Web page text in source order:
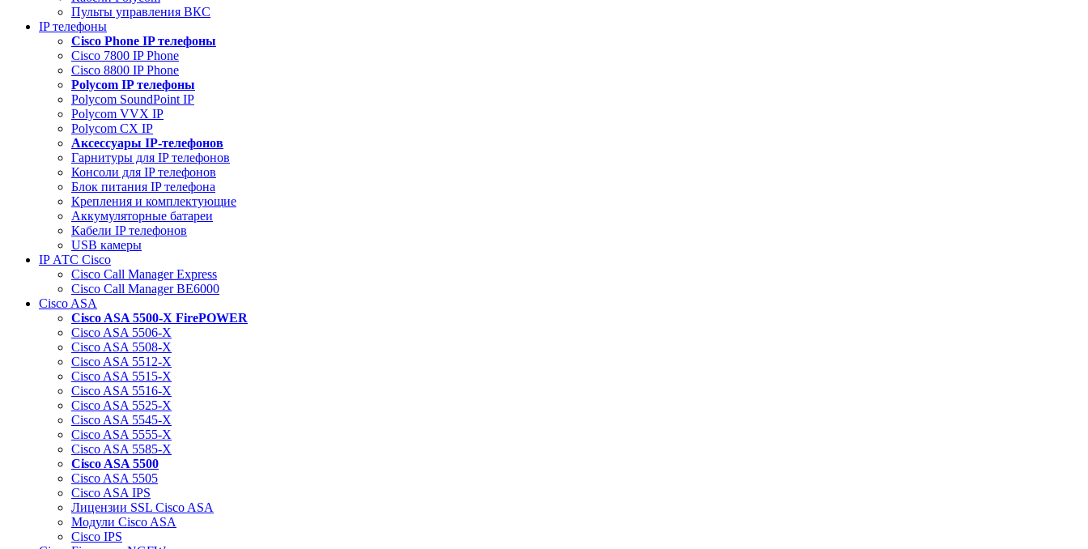
Пульты управления ВКС
IP телефоны
Сisco Phone IP телефоны
Cisco 7800 IP Phone
Cisco 8800 IP Phone
Polycom IP телефоны
Polycom SoundPoint IP
Polycom VVX IP
Polycom CX IP
Аксессуары IP-телефонов
Гарнитуры для IP телефонов
Консоли для IP телефонов
Блок питания IP телефона
Крепления и комплектующие
Аккумуляторные батареи
Кабели IP телефонов
USB камеры
IP АТС Cisco
Cisco Call Manager Express
Cisco Call Manager BE6000
Cisco ASA
Cisco ASA 5500-X FirePOWER
Cisco ASA 5506-X
Cisco ASA 5508-X
Cisco ASA 5512-X
Cisco ASA 5515-X
Cisco ASA 5516-X
Cisco ASA 5525-X
Cisco ASA 5545-X
Cisco ASA 5555-X
Cisco ASA 5585-X
Cisco ASA 5500
Cisco ASA 5505
Cisco ASA IPS
Лицензии SSL Cisco ASA
Модули Cisco ASA
Cisco IPS